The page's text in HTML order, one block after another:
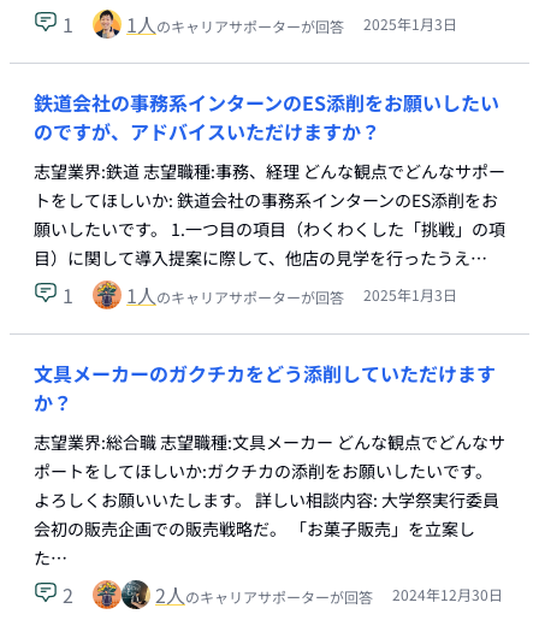
1 1人のキャリアサポーターが回答 2025年1月3日
鉄道会社の事務系インターンのES添削をお願いしたい
のですが、アドバイスいただけますか？
志望業界:鉄道 志望職種:事務、経理 どんな観点でどんなサポー
トをしてほしいか: 鉄道会社の事務系インターンのES添削をお
願いしたいです。 1.一つ目の項目（わくわくした「挑戦」の項
目）に関して導入提案に際して、他店の見学を行ったうえ…
1 1人のキャリアサポーターが回答 2025年1月3日
文具メーカーのガクチカをどう添削していただけます
か？
志望業界:総合職 志望職種:文具メーカー どんな観点でどんなサ
ポートをしてほしいか:ガクチカの添削をお願いしたいです。
よろしくお願いいたします。 詳しい相談内容: 大学祭実行委員
会初の販売企画での販売戦略だ。 「お菓子販売」を立案し
た…
2 2人のキャリアサポーターが回答 2024年12月30日